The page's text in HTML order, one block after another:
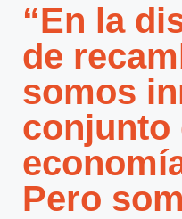
“En la
de
somos
conjunto
Pero